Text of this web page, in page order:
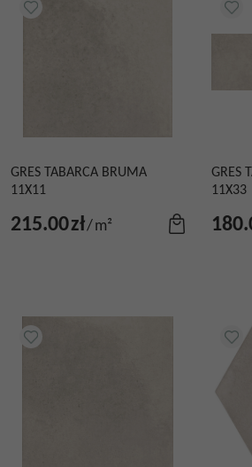
GRES TABARCA BRUMA
11X11
215.00zł/m²
GRES
11X33